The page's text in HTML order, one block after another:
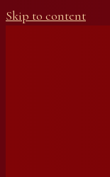
Skip to content